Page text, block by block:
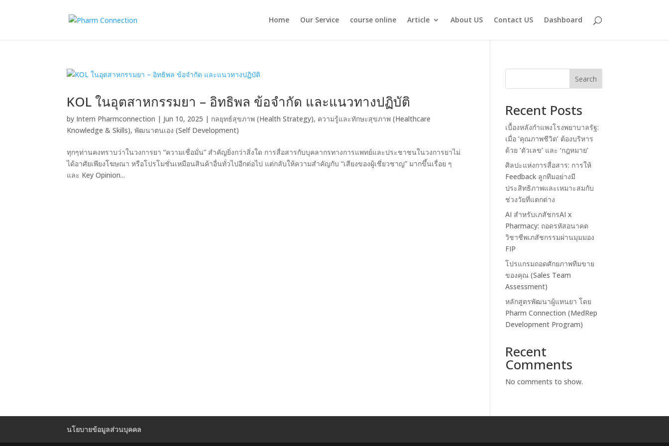
Home Our Service course online Article About US Contact US Dashboard
KOL ในอุตสาหกรรมยา – อิทธิพล ข้อจำกัด และแนวทางปฏิบัติ
by Intern Pharmconnection | Jun 10, 2025 | กลยุทธ์สุขภาพ (Health Strategy), ความรู้และทักษะสุขภาพ (Healthcare
Knowledge & Skills),พัฒนาตนเอง (Self Development)
ทุกๆท่านคงทราบว่าในวงการยา “ความเชื่อมั่น” สำคัญยิ่งกว่าสิ่งใด การสื่อสารกับบุคลากรทางการแพทย์และประชาชนในวงการยาไม่
ได้อาศัยเพียงโฆษณา หรือโปรโมชั่นเหมือนสินค้าอื่นทั่วไปอีกต่อไป แต่กลับให้ความสำคัญกับ “เสียงของผู้เชี่ยวชาญ” มากขึ้นเรื่อย ๆ
และ Key Opinion...
Search
Recent Posts
เบื้องหลังกำแพงโรงพยาบาลรัฐ:
เมื่อ ‘คุณภาพชีวิต’ ต้องบริหาร
ด้วย ‘ตัวเลข’ และ ‘กฎหมาย’
ศิลปะแห่งการสื่อสาร: การให้
Feedback ลูกทีมอย่างมี
ประสิทธิภาพและเหมาะสมกับ
ช่วงวัยที่แตกต่าง
AI สำหรับเภสัชกรAI x
Pharmacy: ถอดรหัสอนาคต
วิชาชีพเภสัชกรรมผ่านมุมมอง
FIP
โปรแกรมถอดศักยภาพทีมขาย
ของคุณ (Sales Team
Assessment)
หลักสูตรพัฒนาผู้แทนยา โดย
Pharm Connection (MedRep
Development Program)
Recent
Comments
No comments to show.
นโยบายข้อมูลส่วนบุคคล